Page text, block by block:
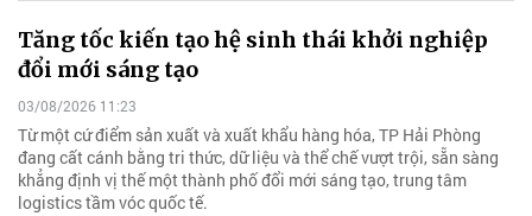
Tăng tốc kiến tạo hệ sinh thái khởi nghiệp
đổi mới sáng tạo
03/08/2026 11:23
Từ một cứ điểm sản xuất và xuất khẩu hàng hóa, TP Hải Phòng
đang cất cánh bằng tri thức, dữ liệu và thể chế vượt trội, sẵn sàng
khẳng định vị thế một thành phố đổi mới sáng tạo, trung tâm
logistics tầm vóc quốc tế.